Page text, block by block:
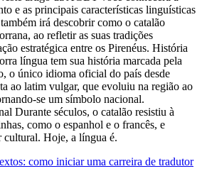
e as principais características linguísticas
irá descobrir como o catalão
ao refletir as suas tradições
estratégica entre os Pirenéus. História
língua tem sua história marcada pela
o único idioma oficial do país desde
ao latim vulgar, que evoluiu na região ao
se um símbolo nacional.
Durante séculos, o catalão resistiu à
como o espanhol e o francês, e
cultural. Hoje, a língua é.